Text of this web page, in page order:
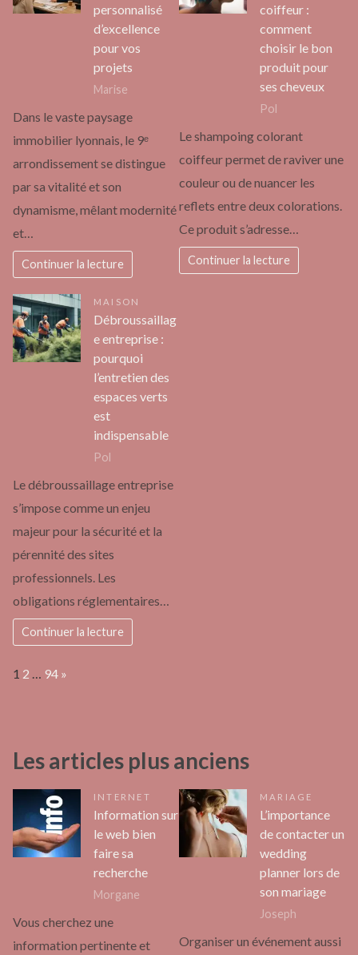
personnalisé
d’excellence
pour vos
projets
Marise
Dans le vaste paysage
immobilier lyonnais, le 9ᵉ
arrondissement se distingue
par sa vitalité et son
dynamisme, mêlant modernité
et…
Continuer la lecture
coiffeur :
comment
choisir le bon
produit pour
ses cheveux
Pol
Le shampoing colorant
coiffeur permet de raviver une
couleur ou de nuancer les
reflets entre deux colorations.
Ce produit s’adresse…
Continuer la lecture
MAISON
Débroussaillag
e entreprise :
pourquoi
l’entretien des
espaces verts
est
indispensable
Pol
Le débroussaillage entreprise
s’impose comme un enjeu
majeur pour la sécurité et la
pérennité des sites
professionnels. Les
obligations réglementaires…
Continuer la lecture
Page:
1 2 … 94 Next
»
Les articles plus anciens
INTERNET
Information sur
le web bien
faire sa
recherche
Morgane
Vous cherchez une
information pertinente et
MARIAGE
L’importance
de contacter un
wedding
planner lors de
son mariage
Joseph
Organiser un événement aussi